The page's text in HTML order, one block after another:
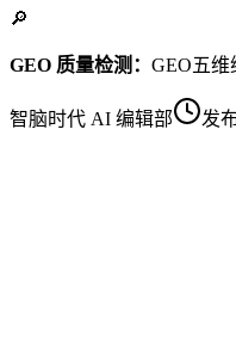
🔎
GEO 质量检测： GEO五维
智脑时代 AI 编辑部 发